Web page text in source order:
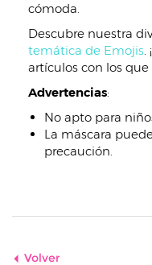
cómoda.
Descubre nuestra
temática de Emojis.
artículos con los
Advertencias:
No apto para
La máscara
precaución.
Volver